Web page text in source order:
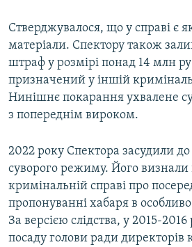
Стверджувалося, що у справі є
матеріали. Спектору також
штраф у розмірі понад 14 млн
призначений у іншій
Нинішнє покарання ухвалене
з попереднім вироком.
2022 року Спектора засудили до
суворого режиму. Його
кримінальній справі про
пропонуванні хабаря в
За версією слідства, у 2015-
посаду голови ради директорів